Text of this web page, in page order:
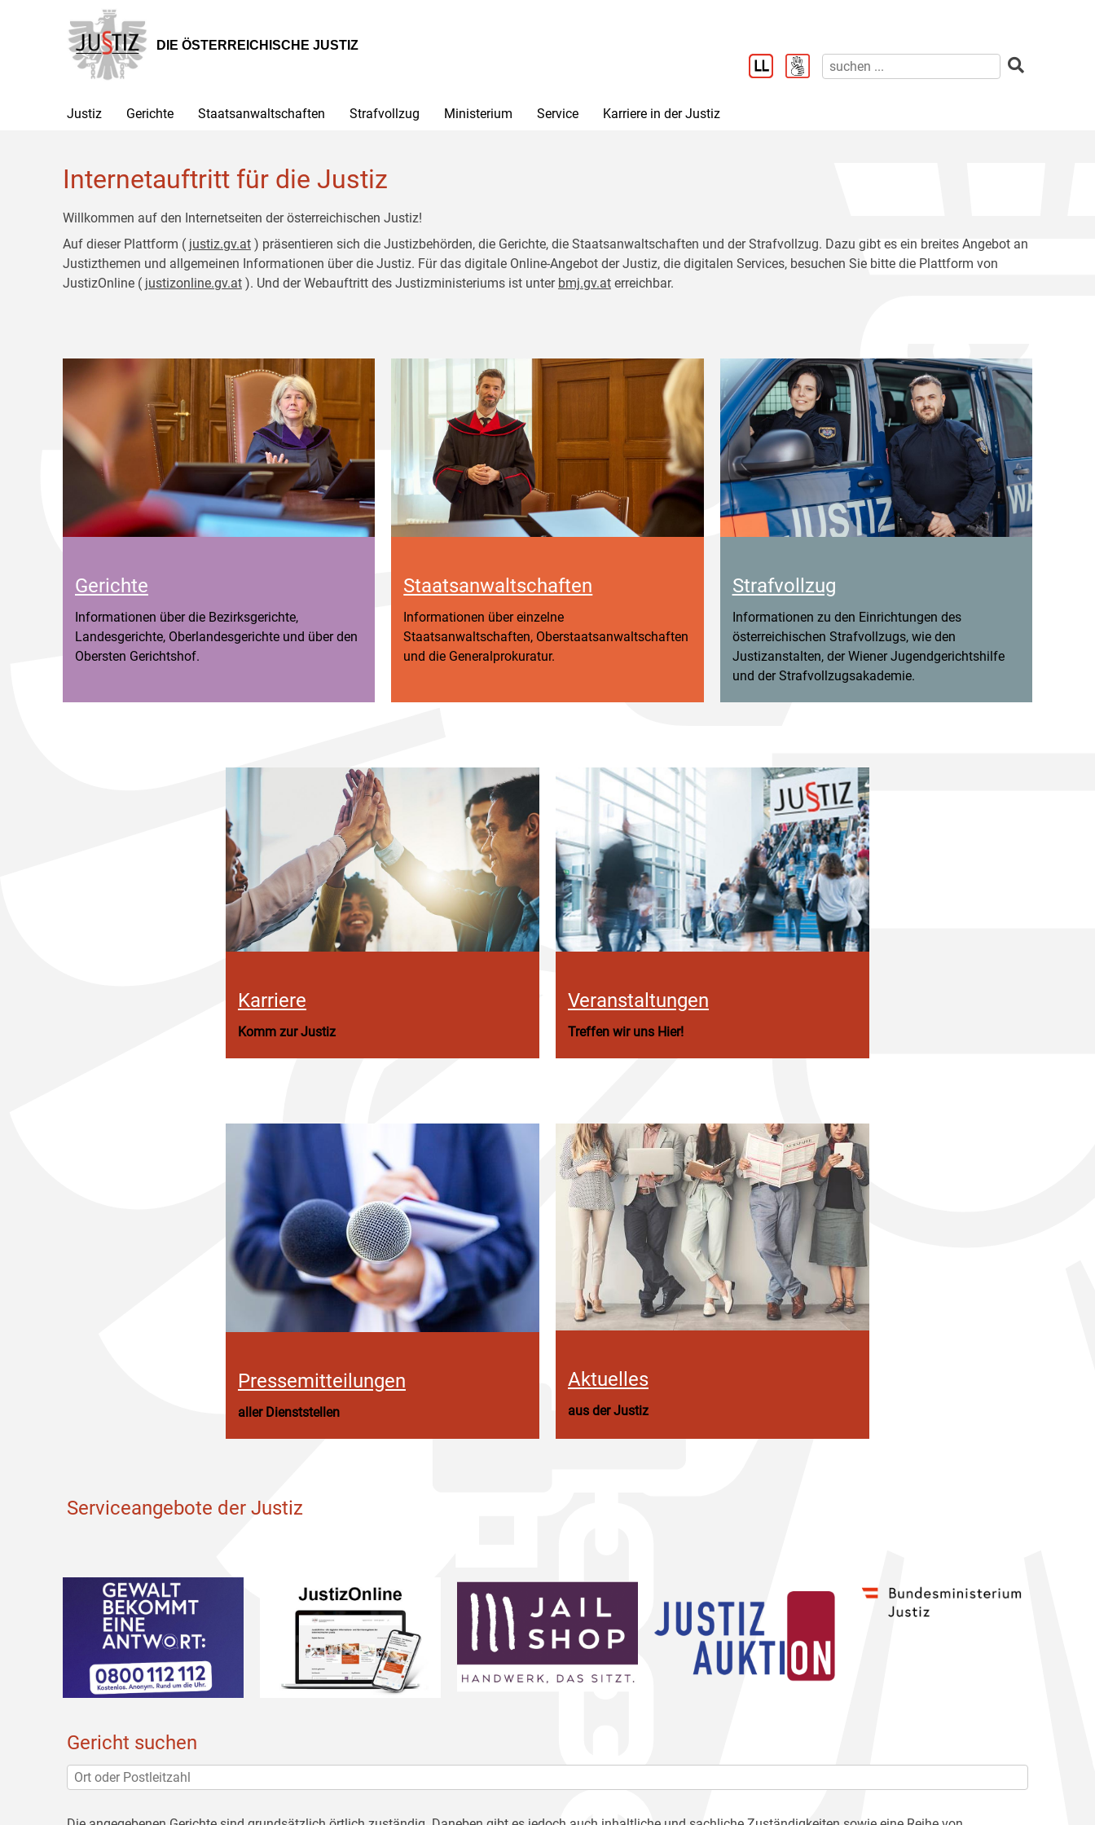
Hauptnavigation
[1]
Inhalt
[2]
DIE ÖSTERREICHISCHE JUSTIZ
Justiz Gerichte Staatsanwaltschaften Strafvollzug Ministerium Service Karriere in der Justiz
Internetauftritt für die Justiz
Willkommen auf den Internetseiten der österreichischen Justiz!
Auf dieser Plattform ( justiz.gv.at ) präsentieren sich die Justizbehörden, die Gerichte, die Staatsanwaltschaften und der Strafvollzug. Dazu gibt es ein breites Angebot an
Justizthemen und allgemeinen Informationen über die Justiz. Für das digitale Online-Angebot der Justiz, die digitalen Services, besuchen Sie bitte die Plattform von
JustizOnline ( justizonline.gv.at ). Und der Webauftritt des Justizministeriums ist unter bmj.gv.at erreichbar.
Gerichte
Informationen über die Bezirksgerichte,
Landesgerichte, Oberlandesgerichte und über den
Obersten Gerichtshof.
Staatsanwaltschaften
Informationen über einzelne
Staatsanwaltschaften, Oberstaatsanwaltschaften
und die Generalprokuratur.
Strafvollzug
Informationen zu den Einrichtungen des
österreichischen Strafvollzugs, wie den
Justizanstalten, der Wiener Jugendgerichtshilfe
und der Strafvollzugsakademie.
Karriere
Komm zur Justiz
Veranstaltungen
Treffen wir uns Hier!
Pressemitteilungen
aller Dienststellen
Aktuelles
aus der Justiz
Serviceangebote der Justiz
Gericht suchen